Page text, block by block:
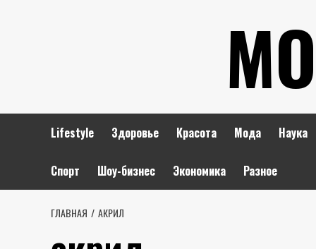
Lifestyle Здоровье Красота Мода Наука
Спорт Шоу-бизнес Экономика Разное
ГЛАВНАЯ АКРИЛ